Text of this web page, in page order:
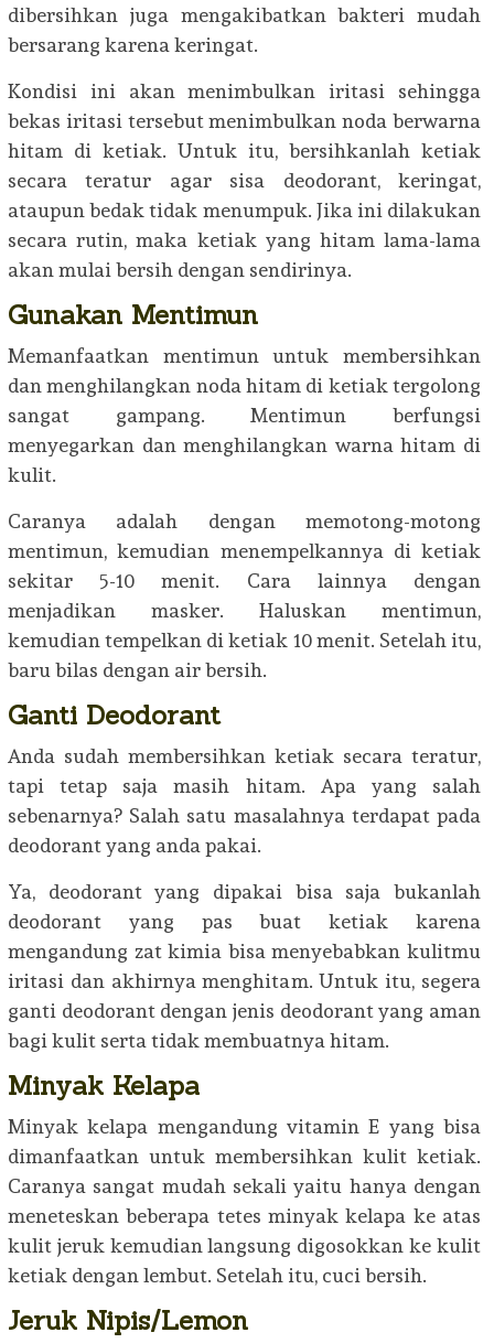
dibersihkan juga mengakibatkan bakteri mudah
bersarang karena keringat.
Kondisi ini akan menimbulkan iritasi sehingga
bekas iritasi tersebut menimbulkan noda berwarna
hitam di ketiak. Untuk itu, bersihkanlah ketiak
secara teratur agar sisa deodorant, keringat,
ataupun bedak tidak menumpuk. Jika ini dilakukan
secara rutin, maka ketiak yang hitam lama-lama
akan mulai bersih dengan sendirinya.
Gunakan Mentimun
Memanfaatkan mentimun untuk membersihkan
dan menghilangkan noda hitam di ketiak tergolong
sangat gampang. Mentimun berfungsi
menyegarkan dan menghilangkan warna hitam di
kulit.
Caranya adalah dengan memotong-motong
mentimun, kemudian menempelkannya di ketiak
sekitar 5-10 menit. Cara lainnya dengan
menjadikan masker. Haluskan mentimun,
kemudian tempelkan di ketiak 10 menit. Setelah itu,
baru bilas dengan air bersih.
Ganti Deodorant
Anda sudah membersihkan ketiak secara teratur,
tapi tetap saja masih hitam. Apa yang salah
sebenarnya? Salah satu masalahnya terdapat pada
deodorant yang anda pakai.
Ya, deodorant yang dipakai bisa saja bukanlah
deodorant yang pas buat ketiak karena
mengandung zat kimia bisa menyebabkan kulitmu
iritasi dan akhirnya menghitam. Untuk itu, segera
ganti deodorant dengan jenis deodorant yang aman
bagi kulit serta tidak membuatnya hitam.
Minyak Kelapa
Minyak kelapa mengandung vitamin E yang bisa
dimanfaatkan untuk membersihkan kulit ketiak.
Caranya sangat mudah sekali yaitu hanya dengan
meneteskan beberapa tetes minyak kelapa ke atas
kulit jeruk kemudian langsung digosokkan ke kulit
ketiak dengan lembut. Setelah itu, cuci bersih.
Jeruk Nipis/Lemon